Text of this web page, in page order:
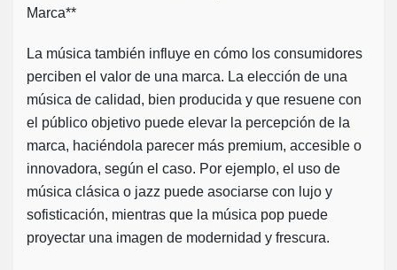
Marca**
La música también influye en cómo los consumidores
perciben el valor de una marca. La elección de una
música de calidad, bien producida y que resuene con
el público objetivo puede elevar la percepción de la
marca, haciéndola parecer más premium, accesible o
innovadora, según el caso. Por ejemplo, el uso de
música clásica o jazz puede asociarse con lujo y
sofisticación, mientras que la música pop puede
proyectar una imagen de modernidad y frescura.